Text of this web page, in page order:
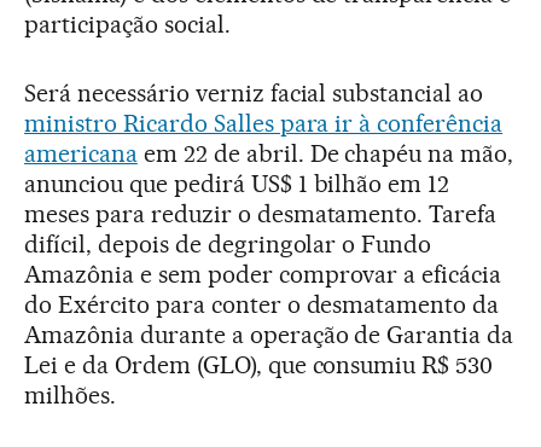
participação social.
Será necessário verniz facial substancial ao
ministro Ricardo Salles para ir à conferência
americanaem 22 de abril. De chapéu na mão,
anunciou que pedirá US$ 1 bilhão em 12
meses para reduzir o desmatamento. Tarefa
difícil, depois de degringolar o Fundo
Amazônia e sem poder comprovar a eficácia
do Exército para conter o desmatamento da
Amazônia durante a operação de Garantia da
Lei e da Ordem (GLO), que consumiu R$ 530
milhões.